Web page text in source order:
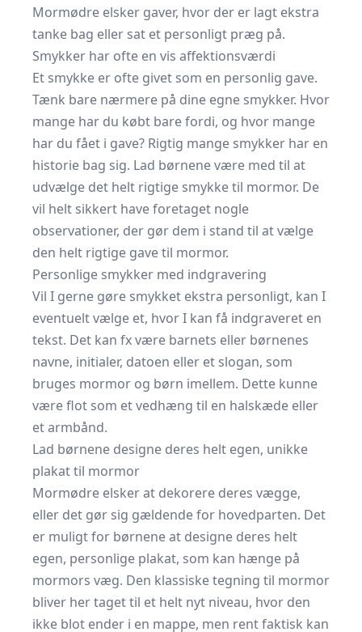
Mormødre elsker gaver, hvor der er lagt ekstra
tanke bag eller sat et personligt præg på.
Smykker har ofte en vis affektionsværdi
Et smykke er ofte givet som en personlig gave.
Tænk bare nærmere på dine egne smykker. Hvor
mange har du købt bare fordi, og hvor mange
har du fået i gave? Rigtig mange smykker har en
historie bag sig. Lad børnene være med til at
udvælge det helt rigtige smykke til mormor. De
vil helt sikkert have foretaget nogle
observationer, der gør dem i stand til at vælge
den helt rigtige gave til mormor.
Personlige smykker med indgravering
Vil I gerne gøre smykket ekstra personligt, kan I
eventuelt vælge et, hvor I kan få indgraveret en
tekst. Det kan fx være barnets eller børnenes
navne, initialer, datoen eller et slogan, som
bruges mormor og børn imellem. Dette kunne
være flot som et vedhæng til en halskæde eller
et armbånd.
Lad børnene designe deres helt egen, unikke
plakat til mormor
Mormødre elsker at dekorere deres vægge,
eller det gør sig gældende for hovedparten. Det
er muligt for børnene at designe deres helt
egen, personlige plakat, som kan hænge på
mormors væg. Den klassiske tegning til mormor
bliver her taget til et helt nyt niveau, hvor den
ikke blot ender i en mappe, men rent faktisk kan